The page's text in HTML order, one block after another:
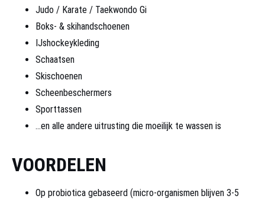
Judo / Karate / Taekwondo Gi
Boks- & skihandschoenen
IJshockeykleding
Schaatsen
Skischoenen
Scheenbeschermers
Sporttassen
…en alle andere uitrusting die moeilijk te wassen is
VOORDELEN
Op probiotica gebaseerd (micro-organismen blijven 3-5